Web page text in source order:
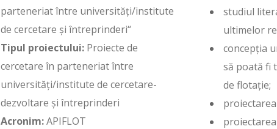
parteneriat între universităţi/institute
de cercetare şi întreprinderi“
Tipul proiectului: Proiecte de
cercetare în parteneriat între
universități/institute de cercetare-
dezvoltare și întreprinderi
Acronim:APIFLOT
studiul
ultimelor
concepţia
să poată fi
de flotaţie;